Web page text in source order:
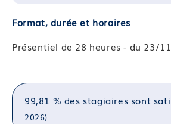
Format, durée et horaires
Présentiel de 28 heures - du 23/
99,81 % des stagiaires sont
2026)